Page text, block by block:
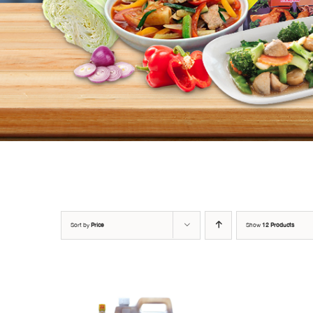
Sort byPrice Show12 Products